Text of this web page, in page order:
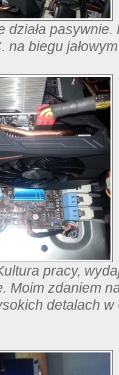
działa
na biegu
pracy,
Moim zdaniem
detalach